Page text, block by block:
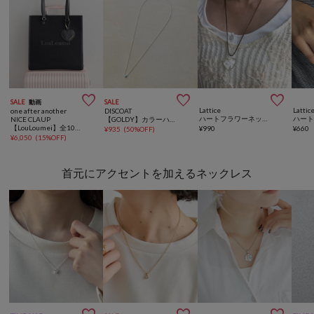
SALE 動画 
one after another
NICE CLAUP
¥6,050 (15%OFF)
SALE 
DISCOAT
¥935 (50%OFF)

Lattice
¥990 ¥660
首元にアクセントを加えるネックレス